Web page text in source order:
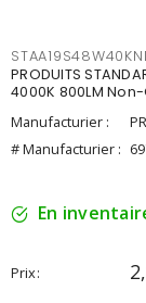
PRODUITS
4000K 800LM
Manufacturier :
# Manufacturier :
En
Prix